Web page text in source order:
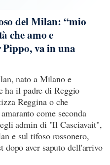
del Milan: “mio
che amo e
va in una
nato a Milano e
ha il padre di Reggio
Reggina o che
come seconda
admin di "Il Casciavait",
e sul tifoso rossonero,
dopo aver saputo dell'arrivo